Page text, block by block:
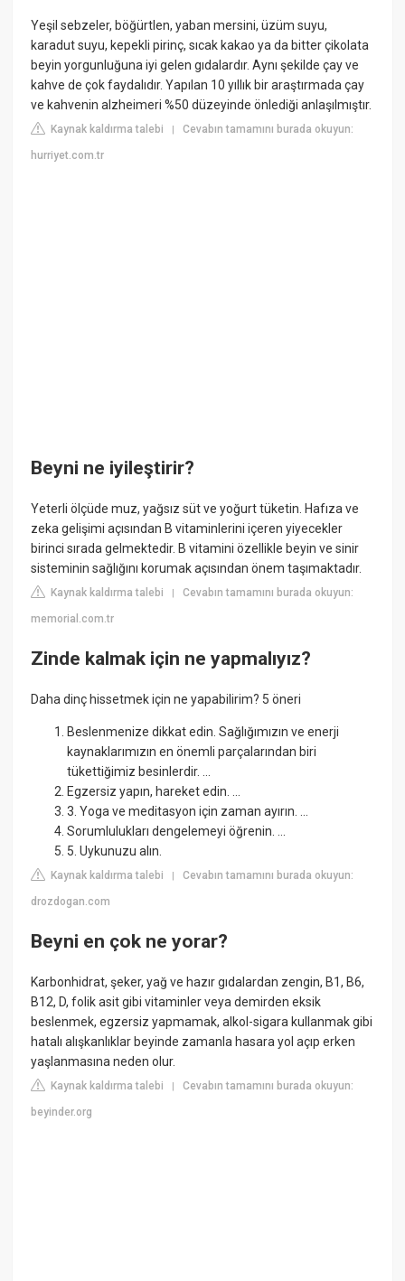
Yeşil sebzeler, böğürtlen, yaban mersini, üzüm suyu,
karadut suyu, kepekli pirinç, sıcak kakao ya da bitter çikolata
beyin yorgunluğuna iyi gelen gıdalardır. Aynı şekilde çay ve
kahve de çok faydalıdır. Yapılan 10 yıllık bir araştırmada çay
ve kahvenin alzheimeri %50 düzeyinde önlediği anlaşılmıştır.
Kaynak kaldırma talebi |Cevabın tamamını burada okuyun:
hurriyet.com.tr
Beyni ne iyileştirir?
Yeterli ölçüde muz, yağsız süt ve yoğurt tüketin. Hafıza ve
zeka gelişimi açısından B vitaminlerini içeren yiyecekler
birinci sırada gelmektedir. B vitamini özellikle beyin ve sinir
sisteminin sağlığını korumak açısından önem taşımaktadır.
Kaynak kaldırma talebi |Cevabın tamamını burada okuyun:
memorial.com.tr
Zinde kalmak için ne yapmalıyız?
Daha dinç hissetmek için ne yapabilirim? 5 öneri
Beslenmenize dikkat edin. Sağlığımızın ve enerji
kaynaklarımızın en önemli parçalarından biri
tükettiğimiz besinlerdir. ...
Egzersiz yapın, hareket edin. ...
3. Yoga ve meditasyon için zaman ayırın. ...
Sorumlulukları dengelemeyi öğrenin. ...
5. Uykunuzu alın.
Kaynak kaldırma talebi |Cevabın tamamını burada okuyun:
drozdogan.com
Beyni en çok ne yorar?
Karbonhidrat, şeker, yağ ve hazır gıdalardan zengin, B1, B6,
B12, D, folik asit gibi vitaminler veya demirden eksik
beslenmek, egzersiz yapmamak, alkol-sigara kullanmak gibi
hatalı alışkanlıklar beyinde zamanla hasara yol açıp erken
yaşlanmasına neden olur.
Kaynak kaldırma talebi |Cevabın tamamını burada okuyun:
beyinder.org